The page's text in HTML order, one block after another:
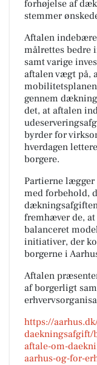
forhøjelse af
stemmer
Aftalen
målrettes bedre
samt varige
aftalen vægt på,
gennem
det, at aftalen
byrder for
hverdagen
borgere.
Partierne
med forbehold,
fremhæver de,
balanceret
initiativer, der
borgerne i
Aftalen
af borgerligt
https://
daekningsafgift/
aftale-om-
aarhus-og-for-